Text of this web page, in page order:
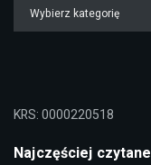
KRS: 0000220518
Najczęściej czytane